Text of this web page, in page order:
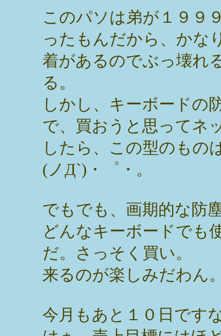
このパソは弟が１９９
ったもんだから、かな
着があるのでぶっ壊れ
る。
しかし、キーボードの
で、買おうと思ってネ
したら、この型のもの
(ノД`)・゜・。
でもでも、画期的な防
どんなキーボードでも
だ。さっそく買い。
来るのが楽しみだわん
今月もあと１０日です